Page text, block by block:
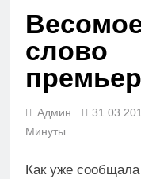
слово
Админ
Минуты
Как уже